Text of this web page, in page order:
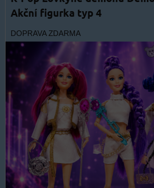
Akční figurka typ 4
DOPRAVA ZDARMA